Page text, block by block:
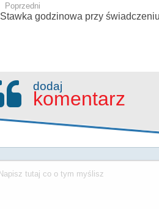
Poprzedni
Stawka godzinowa przy
dodaj
komentarz